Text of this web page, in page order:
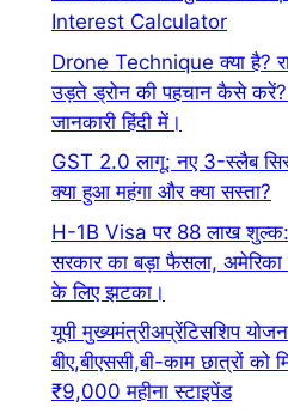
Interest Calculator
Drone Technique क्या है?
उड़ते ड्रोन की पहचान कैसे करें?
जानकारी हिंदी में।
GST 2.0 लागू: नए 3-स्लैब
क्या हुआ महंगा और क्या सस्ता?
H-1B Visa पर 88 लाख
सरकार का बड़ा फैसला, अमेरिका
के लिए झटका।
यूपी मुख्यमंत्रीअप्रेंटिसशिप
बीए,बीएससी,बी-काम छात्रों को
₹9,000 महीना स्टाइपेंड